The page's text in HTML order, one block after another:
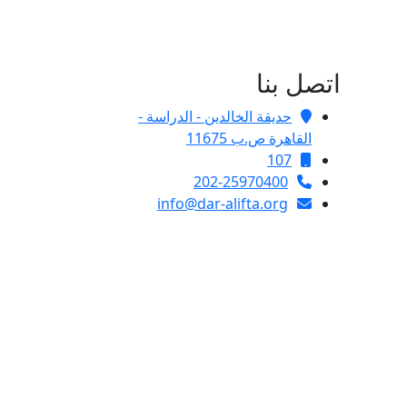
اتصل بنا
حديقة الخالدين - الدراسة -
القاهرة ص.ب 11675
107
202-25970400
info@dar-alifta.org